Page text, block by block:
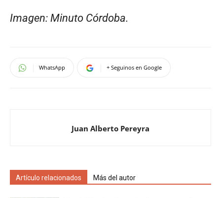
Imagen: Minuto Córdoba.
WhatsApp + Seguinos en Google
Juan Alberto Pereyra
Artículo relacionados Más del autor